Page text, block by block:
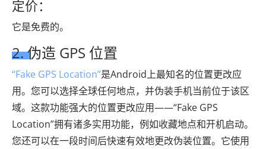
定价：
它是免费的。
2. 伪造 GPS 位置
“Fake GPS Location”是Android上最知名的位置更改应
用。您可以选择全球任何地点，并伪装手机当前位于该区
域。这款功能强大的位置更改应用——“Fake GPS
Location”拥有诸多实用功能，例如收藏地点和开机启动。
您还可以在一段时间后快速有效地更改伪装位置。它使用